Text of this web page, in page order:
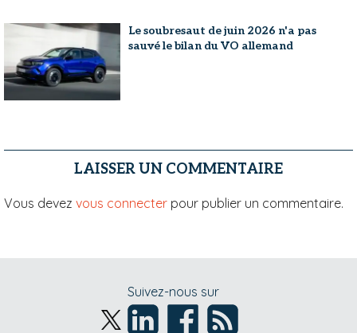
Le soubresaut de juin 2026 n'a pas
sauvé le bilan du VO allemand
LAISSER UN COMMENTAIRE
Vous devez vous connecter pour publier un commentaire.
Suivez-nous sur